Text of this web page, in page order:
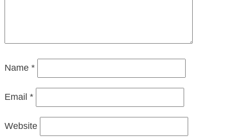
Name *
Email *
Website